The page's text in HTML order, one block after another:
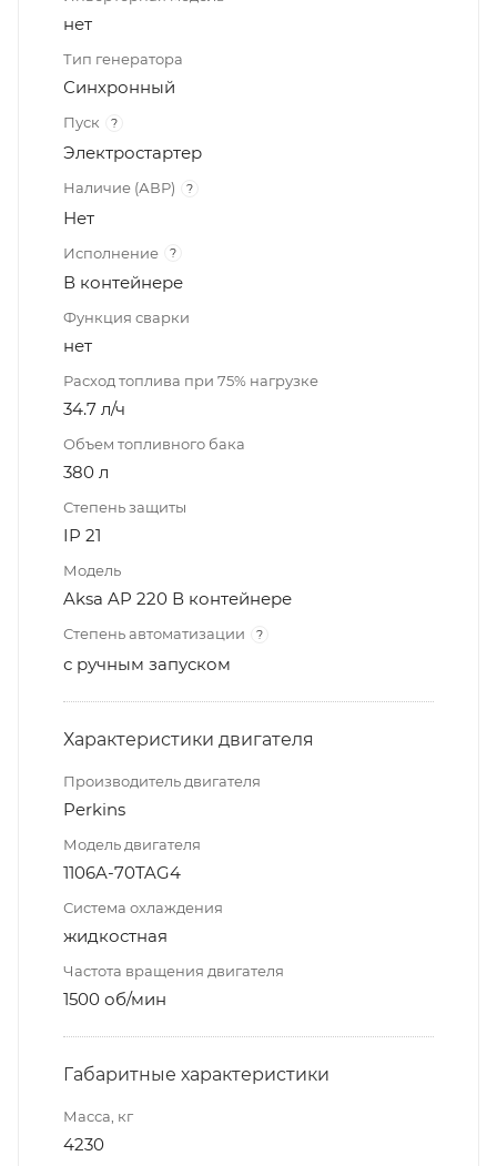
нет
Тип генератора
Синхронный
Пуск ?
Электростартер
Наличие (АВР) ?
Нет
Исполнение ?
В контейнере
Функция сварки
нет
Расход топлива при 75% нагрузке
34.7 л/ч
Объем топливного бака
380 л
Степень защиты
IP 21
Модель
Aksa AP 220 В контейнере
Степень автоматизации ?
с ручным запуском
Характеристики двигателя
Производитель двигателя
Perkins
Модель двигателя
1106A-70TAG4
Система охлаждения
жидкостная
Частота вращения двигателя
1500 об/мин
Габаритные характеристики
Масса, кг
4230